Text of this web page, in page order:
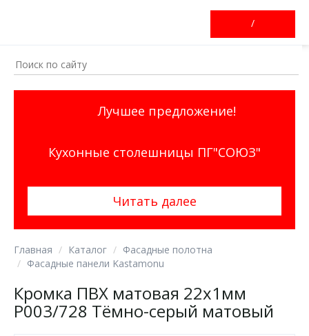
/
Лучшее предложение!
Кухонные столешницы ПГ"СОЮЗ"
Читать далее
Главная Каталог
Фасадные полотна
Фасадные панели Kastamonu
Кромка ПВХ матовая 22х1мм
P003/728 Тёмно-серый матовый